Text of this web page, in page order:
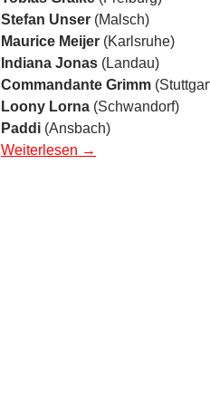
Stefan Unser (Malsch)
Maurice Meijer (Karlsruhe)
Indiana Jonas (Landau)
Commandante Grimm
Loony Lorna (Schwandorf)
Paddi (Ansbach)
Weiterlesen →